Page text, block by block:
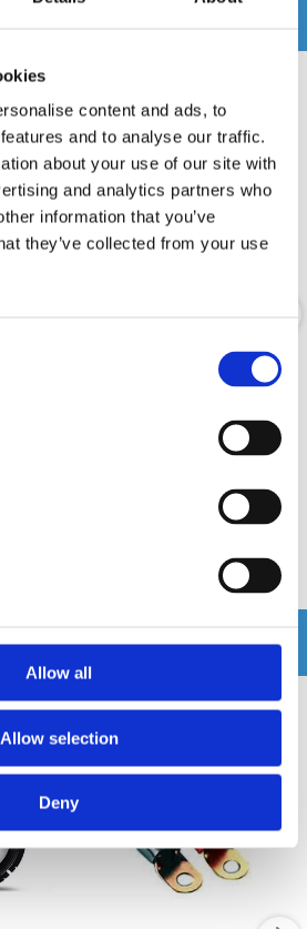
content and ads, to
and to analyse our traffic.
about your use of our site with
and analytics partners who
information that you’ve
they’ve collected from your use
Allow all
Allow selection
Deny
2
Baslåda Nissan Almera 2 8"
2895 kr